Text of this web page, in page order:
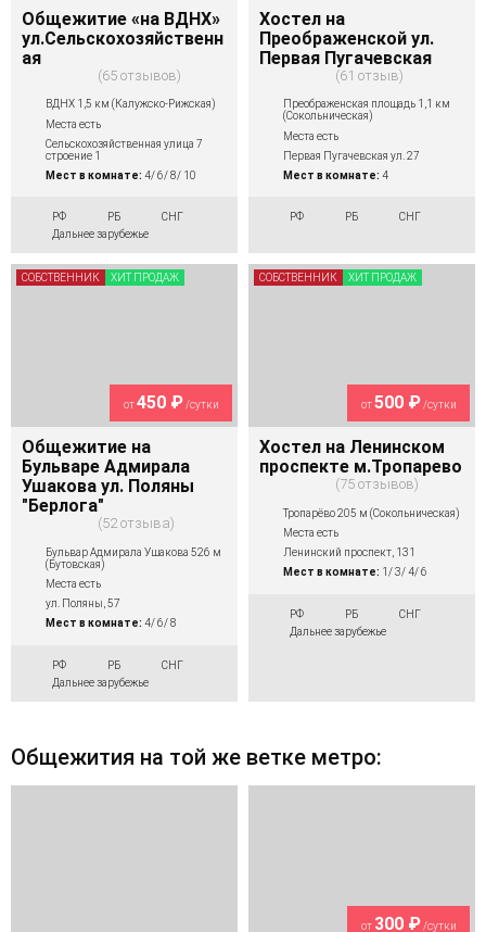
Общежитие «на ВДНХ»
ул.Сельскохозяйственн
ая
65 отзывов
ВДНХ 1,5 км (Калужско-Рижская)
Места есть
Сельскохозяйственная улица 7
строение 1
Мест в комнате: 4/ 6/ 8/ 10
РФ РБ
СНГ
Дальнее зарубежье
Хостел на
Преображенской ул.
Первая Пугачевская
61 отзыв
Преображенская площадь 1,1 км
(Сокольническая)
Места есть
Первая Пугачевская ул. 27
Мест в комнате: 4
РФ РБ СНГ
от450 ₽/сутки
Общежитие на
Бульваре Адмирала
Ушакова ул. Поляны
"Берлога"
52 отзыва
Бульвар Адмирала Ушакова 526 м
(Бутовская)
Места есть
ул. Поляны, 57
Мест в комнате: 4/ 6/ 8
РФ РБ
СНГ
Дальнее зарубежье
СОБСТВЕННИК ХИТ ПРОДАЖ
от500 ₽/сутки
Хостел на Ленинском
проспекте м.Тропарево
75 отзывов
Тропарёво 205 м (Сокольническая)
Места есть
Ленинский проспект, 131
Мест в комнате: 1/ 3/ 4/ 6
РФ РБ
СНГ
Дальнее зарубежье
СОБСТВЕННИК ХИТ ПРОДАЖ
Общежития на той же ветке метро:
от 300 ₽/сутки